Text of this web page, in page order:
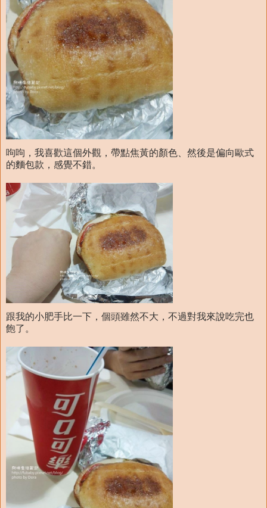
呴呴，我喜歡這個外觀，帶點焦黃的顏色、然後是偏向歐式
的麵包款，感覺不錯。
跟我的小肥手比一下，個頭雖然不大，不過對我來說吃完也
飽了。